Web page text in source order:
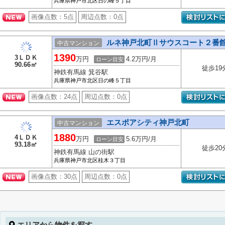
画像点数： 5点 周辺点数： 0点
3ＬＤＫ
90.66㎡
中古マンション ルネ神戸北町Ⅱサウスコート２番
1390万円 ローン目安 4.2万円/月
神鉄有馬線 箕谷駅
兵庫県神戸市北区日の峰５丁目
徒歩19
画像点数： 24点 周辺点数： 0点
4ＬＤＫ
93.18㎡
中古マンション エスポアシティ神戸北町
1880万円 ローン目安 5.6万円/月
神鉄有馬線 山の街駅
兵庫県神戸市北区桂木３丁目
徒歩20
画像点数： 30点 周辺点数： 0点